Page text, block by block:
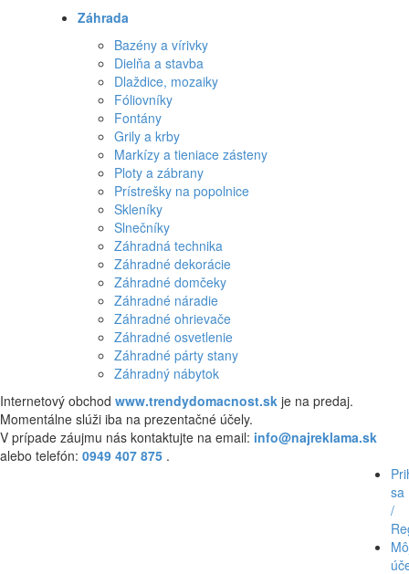
Záhrada
Bazény a vírivky
Dielňa a stavba
Dlaždice, mozaiky
Fóliovníky
Fontány
Grily a krby
Markízy a tieniace zásteny
Ploty a zábrany
Prístrešky na popolnice
Skleníky
Slnečníky
Záhradná technika
Záhradné dekorácie
Záhradné domčeky
Záhradné náradie
Záhradné ohrievače
Záhradné osvetlenie
Záhradné párty stany
Záhradný nábytok
Internetový obchod www.trendydomacnost.sk je na predaj.
Momentálne slúži iba na prezentačné účely.
V prípade záujmu nás kontaktujte na email: info@najreklama.sk
alebo telefón: 0949 407 875 .
sa
/